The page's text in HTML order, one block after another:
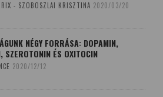
- SZOBOSZLAI KRISZTINA 2020/03/20
NÉGY FORRÁSA: DOPAMIN,
SZEROTONIN ÉS OXITOCIN
2020/12/12